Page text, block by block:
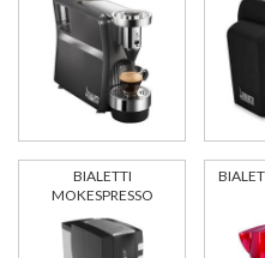
BIALETTI
MOKESPRESSO